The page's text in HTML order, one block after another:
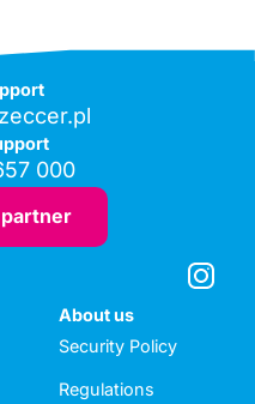
000
About us
Security Policy
Regulations